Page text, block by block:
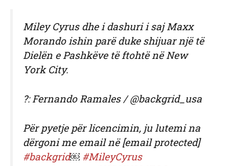
Miley Cyrus dhe i dashuri i saj Maxx
Morando ishin parë duke shijuar një të
Dielën e Pashkëve të ftohtë në New
York City.
?: Fernando Ramales / @backgrid_usa
Për pyetje për licencimin, ju lutemi na
dërgoni me email në [email protected]
#backgrid￼ #MileyCyrus